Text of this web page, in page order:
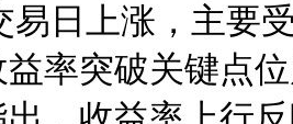
日上涨，主要
率突破关键点